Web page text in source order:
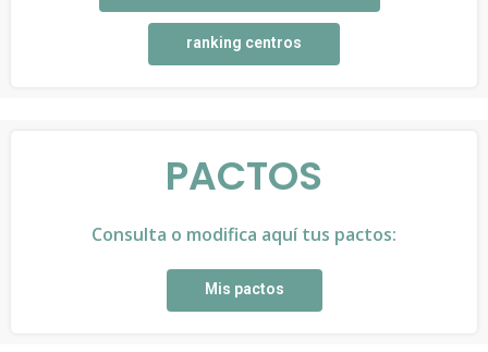
ranking centros
PACTOS
Consulta o modifica aquí tus pactos:
Mis pactos